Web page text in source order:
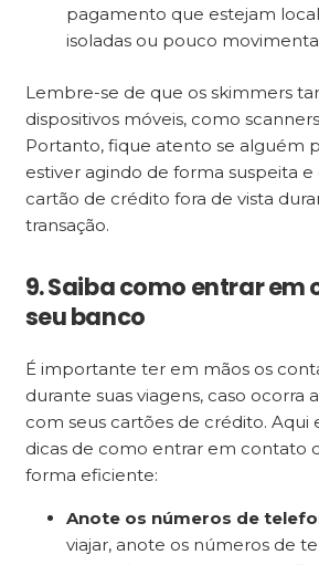
pagamento que estejam
isoladas ou pouco
Lembre-se de que os skimmers
dispositivos móveis, como
Portanto, fique atento se alguém
estiver agindo de forma suspeita e
cartão de crédito fora de vista
transação.
9. Saiba como entrar
seu banco
É importante ter em mãos os
durante suas viagens, caso ocorra
com seus cartões de crédito. Aqui
dicas de como entrar em contato
forma eficiente:
Anote os números de
viajar, anote os números de